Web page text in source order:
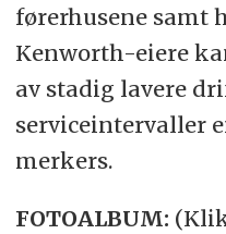
førerhusene samt
Kenworth-eiere
av stadig lavere
serviceintervaller
merkers.
FOTOALBUM: